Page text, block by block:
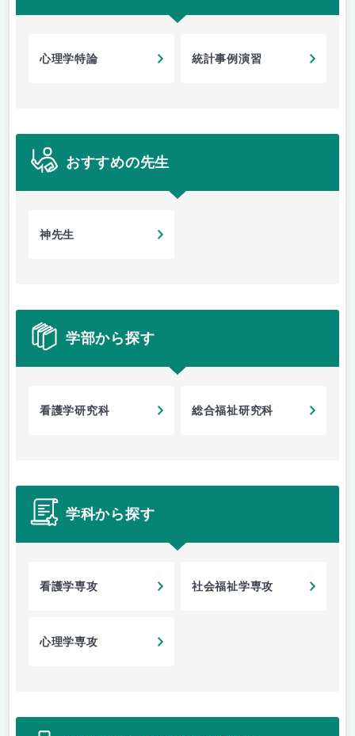
心理学特論 統計事例演習
おすすめの先生
神先生
学部から探す
看護学研究科 総合福祉研究科
学科から探す
看護学専攻 社会福祉学専攻
心理学専攻